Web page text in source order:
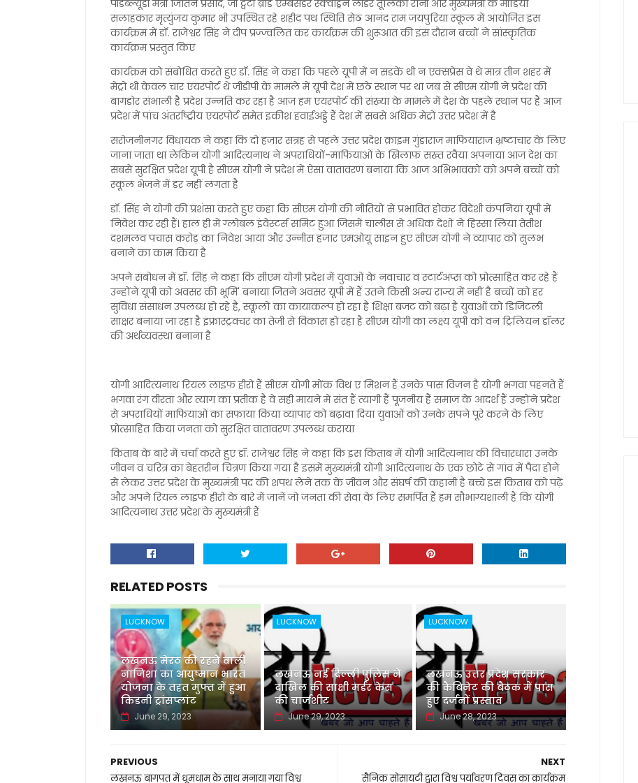
पीडब्ल्यूडी मंत्री जितिन प्रसाद, जी ट्वेंटी ब्रांड एम्बेसडर स्क्वाड्रन लीडर तूलिका रानी और मुख्यमंत्री के मीडिया
सलाहकार मृत्युंजय कुमार भी उपस्थित रहे शहीद पथ स्थिति सेठ आनंद राम जयपुरिया स्कूल में आयोजित इस
कार्यक्रम में डॉ. राजेश्वर सिंह ने दीप प्रज्ज्वलित कर कार्यक्रम की शुरूआत की इस दौरान बच्चों ने सांस्कृतिक
कार्यक्रम प्रस्तुत किए
कार्यक्रम को संबोधित करते हुए डॉ. सिंह ने कहा कि पहले यूपी में न सड़कें थी न एक्सप्रेस वे थे मात्र तीन शहर में
मेट्रो थी केवल चार एयरपोर्ट थे जीडीपी के मामले में यूपी देश में छठे स्थान पर था जब से सीएम योगी ने प्रदेश की
बागडोर संभाली है प्रदेश उन्नति कर रहा है आज हम एयरपोर्ट की संख्या के मामले में देश के पहले स्थान पर हैं आज
प्रदेश में पांच अंतर्राष्ट्रीय एयरपोर्ट समेत इकीश हवाईअड्डे हैं देश में सबसे अधिक मेट्रो उत्तर प्रदेश में है
सरोजनीनगर विधायक ने कहा कि दो हजार सत्रह से पहले उत्तर प्रदेश क्राइम गुंडाराज माफियाराज भ्रष्टाचार के लिए
जाना जाता था लेकिन योगी आदित्यनाथ ने अपराधियों-माफियाओं के खिलाफ सख्त रवैया अपनाया आज देश का
सबसे सुरक्षित प्रदेश यूपी है सीएम योगी ने प्रदेश में ऐसा वातावरण बनाया कि आज अभिभावकों को अपने बच्चों को
स्कूल भेजने में डर नहीं लगता है
डॉ. सिंह ने योगी की प्रशंसा करते हुए कहा कि सीएम योगी की नीतियों से प्रभावित होकर विदेशी कंपनियां यूपी में
निवेश कर रही हैं। हाल ही में ग्लोबल इंवेस्टर्स समिट हुआ जिसमें चालीस से अधिक देशों ने हिस्सा लिया तेतीश
दशमलव पचास करोड़ का निवेश आया और उन्नीस हजार एमओयू साइन हुए सीएम योगी ने व्यापार को सुलभ
बनाने का काम किया है
अपने संबोधन में डॉ. सिंह ने कहा कि सीएम योगी प्रदेश में युवाओं के नवाचार व स्टार्टअप्स को प्रोत्साहित कर रहे हैं
उन्होंने यूपी को अवसर की भूमि' बनाया जितने अवसर यूपी में हैं उतने किसी अन्य राज्य में नहीं है बच्चों को हर
सुविधा संसाधन उपलब्ध हो रहे है, स्कूलों का कायाकल्प हो रहा है शिक्षा बजट को बढ़ा है युवाओं को डिजिटली
साक्षर बनाया जा रहा है इंफ्रास्ट्रक्चर का तेजी से विकास हो रहा है सीएम योगी का लक्ष्य यूपी को वन ट्रिलियन डॉलर
की अर्थव्यवस्था बनाना है
योगी आदित्यनाथ रियल लाइफ हीरो हैं सीएम योगी मोंक विथ ए मिशन हैं उनके पास विजन है योगी भगवा पहनते हैं
भगवा रंग वीरता और त्याग का प्रतीक है वे सही मायने में संत हैं त्यागी हैं पूजनीय हैं समाज के आदर्श हैं उन्होंने प्रदेश
से अपराधियों माफियाओं का सफाया किया व्यापार को बढ़ावा दिया युवाओं को उनके सपने पूरे करने के लिए
प्रोत्साहित किया जनता को सुरक्षित वातावरण उपलब्ध कराया
किताब के बारे में चर्चा करते हुए डॉ. राजेश्वर सिंह ने कहा कि इस किताब में योगी आदित्यनाथ की विचारधारा उनके
जीवन व चरित्र का बेहतरीन चित्रण किया गया है इसमें मुख्यमंत्री योगी आदित्यनाथ के एक छोटे से गांव में पैदा होने
से लेकर उत्तर प्रदेश के मुख्यमंत्री पद की शपथ लेने तक के जीवन और संघर्ष की कहानी है बच्चे इस किताब को पढ़ें
और अपने रियल लाइफ हीरो के बारे में जानें जो जनता की सेवा के लिए समर्पित हैं हम सौभाग्यशाली हैं कि योगी
आदित्यनाथ उत्तर प्रदेश के मुख्यमंत्री हैं
RELATED POSTS
LUCKNOW
लखनऊ मेरठ की रहने वाली
नाजिशा का आयुष्मान भारत
योजना के तहत मुफ्त में हुआ
किडनी ट्रांसप्लांट
June 29, 2023
LUCKNOW
लखनऊ नई दिल्ली पुलिस ने
दाखिल की साक्षी मर्डर केस
की चार्जशीट
June 29, 2023
LUCKNOW
लखनऊ उत्तर प्रदेश सरकार
की कैबिनेट की बैठक में पास
हुए दर्जनों प्रस्ताव
June 28, 2023
NEXT
सैनिक सोसायटी द्वारा विश्व पर्यावरण दिवस का कार्यक्रम
PREVIOUS
लखनऊ बागपत में धूमधाम के साथ मनाया गया विश्व